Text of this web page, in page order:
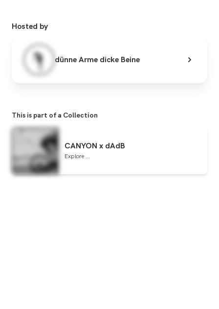
Hosted by
dünne Arme dicke Beine
This is part of a Collection
CANYON x dAdB
Explore ...